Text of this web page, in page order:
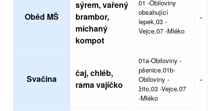
Oběd MŠ
sýrem, vařený
brambor,
míchaný
kompot
01 -Obiloviny
obsahující
lepek,03 -
Vejce,07 -Mléko
Svačina
čaj, chléb,
rama vajíčko
01a-Obiloviny -
pšenice,01b-
Obiloviny -
žito,03 -Vejce,07
-Mléko